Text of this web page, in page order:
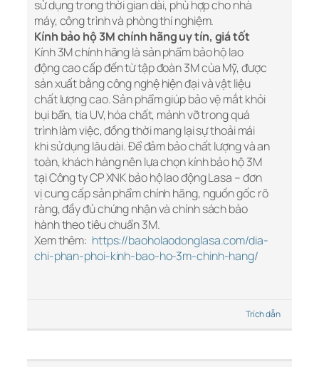
sử dụng trong thời gian dài, phù hợp cho nhà
máy, công trình và phòng thí nghiệm.
Kính bảo hộ 3M chính hãng uy tín, giá tốt
Kính 3M chính hãng là sản phẩm bảo hộ lao
động cao cấp đến từ tập đoàn 3M của Mỹ, được
sản xuất bằng công nghệ hiện đại và vật liệu
chất lượng cao. Sản phẩm giúp bảo vệ mắt khỏi
bụi bẩn, tia UV, hóa chất, mảnh vỡ trong quá
trình làm việc, đồng thời mang lại sự thoải mái
khi sử dụng lâu dài. Để đảm bảo chất lượng và an
toàn, khách hàng nên lựa chọn kính bảo hộ 3M
tại Công ty CP XNK bảo hộ lao động Lasa – đơn
vị cung cấp sản phẩm chính hãng, nguồn gốc rõ
ràng, đầy đủ chứng nhận và chính sách bảo
hành theo tiêu chuẩn 3M.
Xem thêm: https://baoholaodonglasa.com/dia-
chi-phan-phoi-kinh-bao-ho-3m-chinh-hang/
Trích dẫn